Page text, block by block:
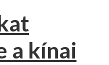
a kínai